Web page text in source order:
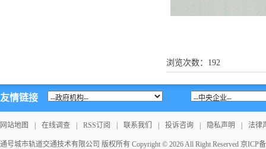
浏览次数： 192
友情链接
网站地图 在线调查 RSS订阅 联系我们 投诉咨询 隐私声明 法律
通号城市轨道交通技术有限公司 版权所有 Copyright © 2026 All Right Reserved 京ICP